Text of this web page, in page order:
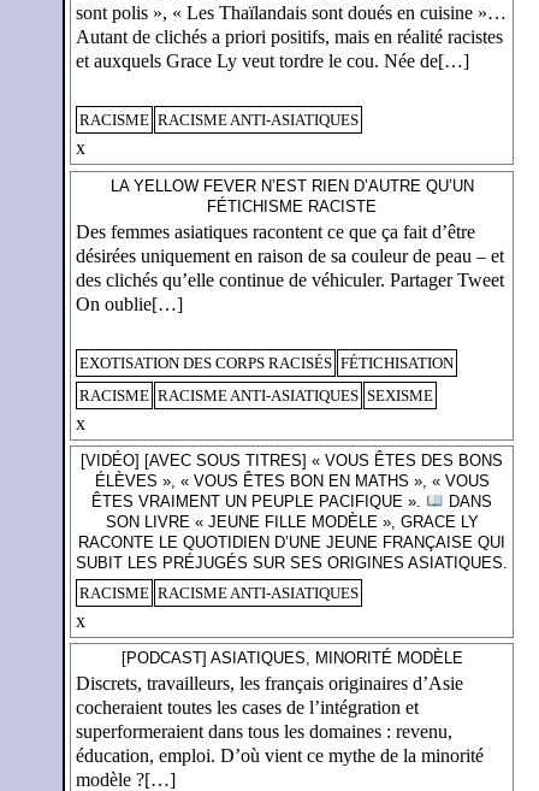
sont polis », « Les Thaïlandais sont doués en cuisine »…
Autant de clichés a priori positifs, mais en réalité racistes
et auxquels Grace Ly veut tordre le cou. Née de[…]
RACISME RACISME ANTI-ASIATIQUES
x
LA YELLOW FEVER N’EST RIEN D’AUTRE QU’UN
FÉTICHISME RACISTE
Des femmes asiatiques racontent ce que ça fait d’être
désirées uniquement en raison de sa couleur de peau – et
des clichés qu’elle continue de véhiculer. Partager Tweet
On oublie[…]
EXOTISATION DES CORPS RACISÉS FÉTICHISATION
RACISME RACISME ANTI-ASIATIQUES SEXISME
x
[VIDÉO] [AVEC SOUS TITRES] « VOUS ÊTES DES BONS
ÉLÈVES », « VOUS ÊTES BON EN MATHS », « VOUS
ÊTES VRAIMENT UN PEUPLE PACIFIQUE ».
DANS
SON LIVRE « JEUNE FILLE MODÈLE », GRACE LY
RACONTE LE QUOTIDIEN D’UNE JEUNE FRANÇAISE QUI
SUBIT LES PRÉJUGÉS SUR SES ORIGINES ASIATIQUES.
RACISME RACISME ANTI-ASIATIQUES
x
[PODCAST] ASIATIQUES, MINORITÉ MODÈLE
Discrets, travailleurs, les français originaires d’Asie
cocheraient toutes les cases de l’intégration et
superformeraient dans tous les domaines : revenu,
éducation, emploi. D’où vient ce mythe de la minorité
modèle ?[…]